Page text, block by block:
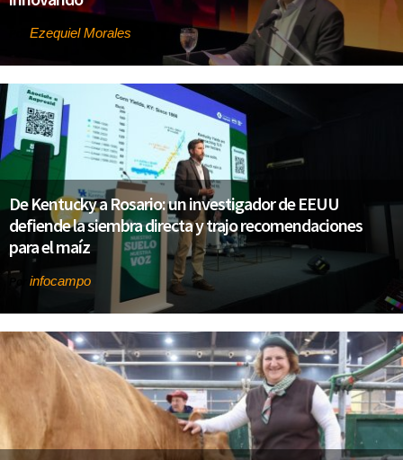
Ezequiel Morales
De Kentucky a Rosario: un investigador de EEUU
defiende la siembra directa y trajo recomendaciones
para el maíz
infocampo